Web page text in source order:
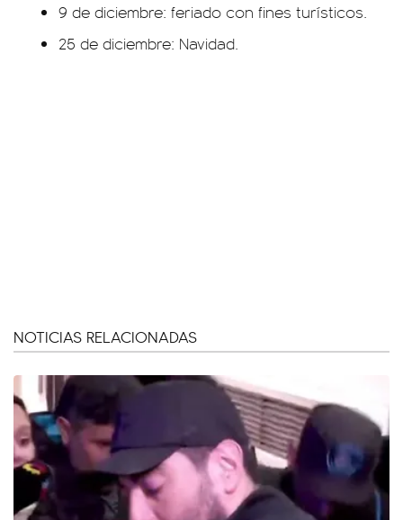
9 de diciembre: feriado con fines turísticos.
25 de diciembre: Navidad.
NOTICIAS RELACIONADAS